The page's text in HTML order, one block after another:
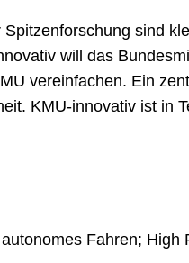
sind
will das
vereinfachen. Ein
KMU-innovativ ist in
Fahren; High